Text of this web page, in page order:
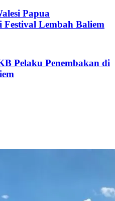
Papua
Festival Lembah Baliem
Pelaku Penembakan di